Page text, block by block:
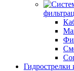
Гидрострелки